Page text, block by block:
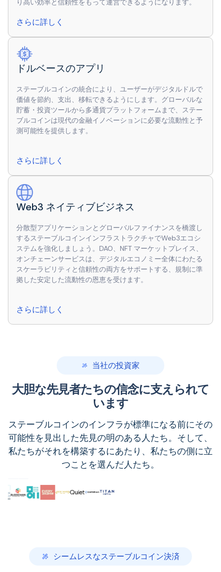
さらに詳しく
ドルベースのアプリ
ステーブルコインの統合により、ユーザーがデジタルドルで
価値を節約、支出、移転できるようにします。グローバルな
貯蓄・投資ツールから多通貨プラットフォームまで、ステー
ブルコインは現代の金融イノベーションに必要な流動性と予
測可能性を提供します。
さらに詳しく
Web3 ネイティブビジネス
分散型アプリケーションとグローバルファイナンスを橋渡し
するステーブルコインインフラストラクチャでWeb3エコシ
ステムを強化しましょう。DAO、NFT マーケットプレイス、
オンチェーンサービスは、デジタルエコノミー全体にわたる
スケーラビリティと信頼性の両方をサポートする、規制に準
拠した安定した流動性の恩恵を受けます。
さらに詳しく
当社の投資家
大胆な先見者たちの信念に支えられて
います
ステーブルコインのインフラが標準になる前にその
可能性を見出した先見の明のある人たち。そして、
私たちがそれを構築するにあたり、私たちの側に立
つことを選んだ人たち。
シームレスなステーブルコイン決済